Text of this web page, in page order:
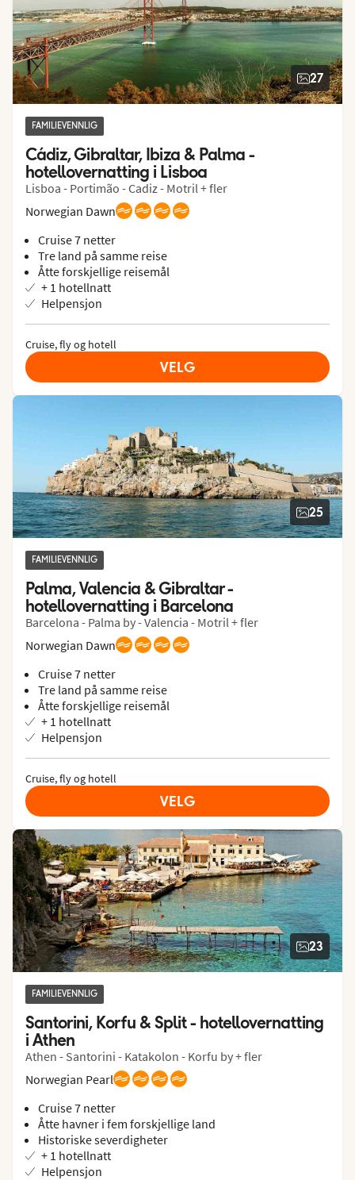
27
FAMILIEVENNLIG
Cádiz, Gibraltar, Ibiza & Palma -
hotellovernatting i Lisboa
Lisboa - Portimão - Cadiz - Motril + fler
Norwegian Dawn
Cruise 7 netter
Tre land på samme reise
Åtte forskjellige reisemål
+ 1 hotellnatt
Helpensjon
Cruise, fly og hotell
VELG
25
FAMILIEVENNLIG
Palma, Valencia & Gibraltar -
hotellovernatting i Barcelona
Barcelona - Palma by - Valencia - Motril + fler
Norwegian Dawn
Cruise 7 netter
Tre land på samme reise
Åtte forskjellige reisemål
+ 1 hotellnatt
Helpensjon
Cruise, fly og hotell
VELG
23
FAMILIEVENNLIG
Santorini, Korfu & Split - hotellovernatting
i Athen
Athen - Santorini - Katakolon - Korfu by + fler
Norwegian Pearl
Cruise 7 netter
Åtte havner i fem forskjellige land
Historiske severdigheter
+ 1 hotellnatt
Helpensjon